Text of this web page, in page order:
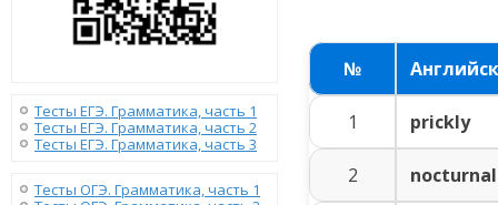
Тесты ЕГЭ. Грамматика, часть 1
Тесты ЕГЭ. Грамматика, часть 2
Тесты ЕГЭ. Грамматика, часть 3
Тесты ОГЭ. Грамматика, часть 1
№
1 prickly
2 nocturnal